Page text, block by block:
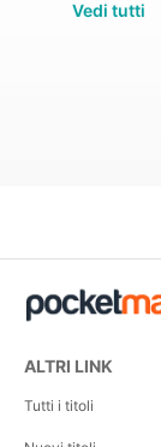
Vedi tutti
ALTRI LINK
Tutti i titoli